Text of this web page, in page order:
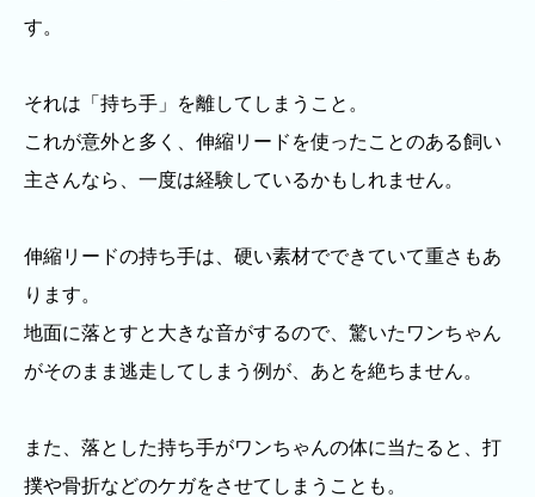
す。
それは「持ち手」を離してしまうこと。
これが意外と多く、伸縮リードを使ったことのある飼い
主さんなら、一度は経験しているかもしれません。
伸縮リードの持ち手は、硬い素材でできていて重さもあ
ります。
地面に落とすと大きな音がするので、驚いたワンちゃん
がそのまま逃走してしまう例が、あとを絶ちません。
また、落とした持ち手がワンちゃんの体に当たると、打
撲や骨折などのケガをさせてしまうことも。